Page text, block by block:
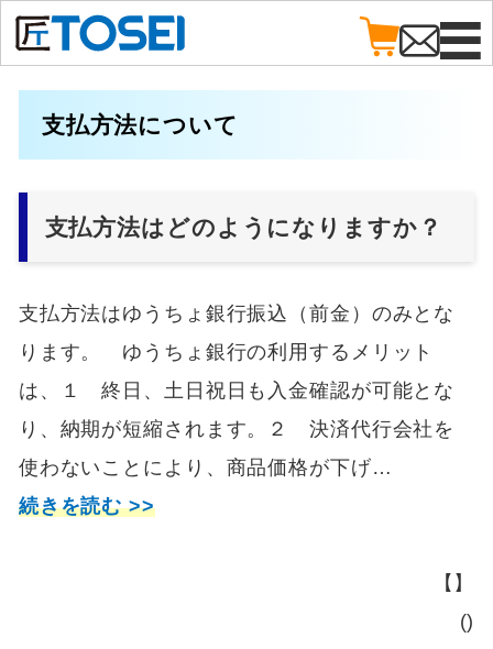
支払方法について
支払方法はどのようになりますか？
支払方法はゆうちょ銀行振込（前金）のみとな
ります。 ゆうちょ銀行の利用するメリット
は、１ 終日、土日祝日も入金確認が可能とな
り、納期が短縮されます。２ 決済代行会社を
使わないことにより、商品価格が下げ…
続きを読む >>
【】
()